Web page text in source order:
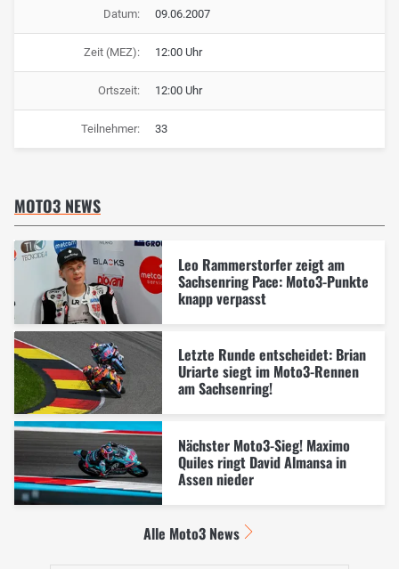
Datum: 09.06.2007
Zeit (MEZ): 12:00 Uhr
Ortszeit: 12:00 Uhr
Teilnehmer: 33
MOTO3 NEWS
Leo Rammerstorfer zeigt am
Sachsenring Pace: Moto3-Punkte
knapp verpasst
Letzte Runde entscheidet: Brian
Uriarte siegt im Moto3-Rennen
am Sachsenring!
Nächster Moto3-Sieg! Maximo
Quiles ringt David Almansa in
Assen nieder
Alle Moto3 News